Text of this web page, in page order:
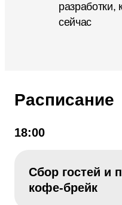
разработки,
сейчас
Расписание
18:00
Сбор гостей и
кофе-брейк